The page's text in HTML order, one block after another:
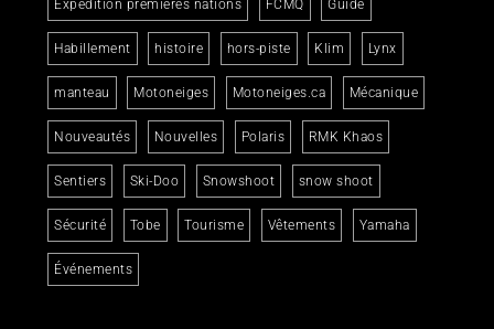
Expédition premières nations FCMQ Guide
Habillement histoire hors-piste Klim Lynx
manteau Motoneiges Motoneiges.ca Mécanique
Nouveautés Nouvelles Polaris RMK Khaos
Sentiers Ski-Doo Snowshoot snow shoot
Sécurité Tobe Tourisme Vêtements Yamaha
Événements